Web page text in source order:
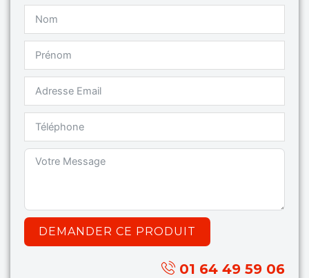
5
DEMANDER CE PRODUIT
01 64 49 59 06